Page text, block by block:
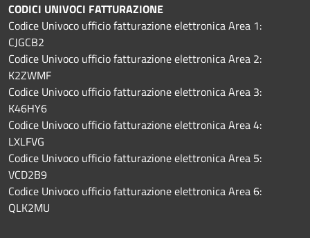
CODICI UNIVOCI FATTURAZIONE
Codice Univoco ufficio fatturazione elettronica Area 1:
CJGCB2
Codice Univoco ufficio fatturazione elettronica Area 2:
K2ZWMF
Codice Univoco ufficio fatturazione elettronica Area 3:
K46HY6
Codice Univoco ufficio fatturazione elettronica Area 4:
LXLFVG
Codice Univoco ufficio fatturazione elettronica Area 5:
VCD2B9
Codice Univoco ufficio fatturazione elettronica Area 6:
QLK2MU